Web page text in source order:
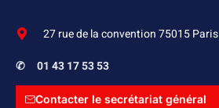
27 rue de la convention 75015 Paris
✆ 01 43 17 53 53
Contacter le secrétariat général